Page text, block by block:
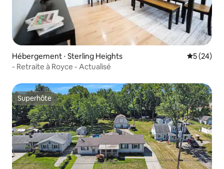
Hébergement ⋅ Sterling Heights
5 (24)
- Retraite à Royce - Actualisé
Superhôte
Superhôte